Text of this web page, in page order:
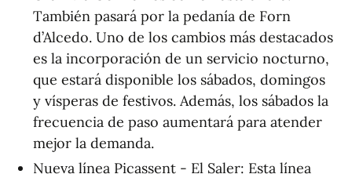
También pasará por la pedanía de Forn
d’Alcedo. Uno de los cambios más destacados
es la incorporación de un servicio nocturno,
que estará disponible los sábados, domingos
y vísperas de festivos. Además, los sábados la
frecuencia de paso aumentará para atender
mejor la demanda.
Nueva línea Picassent - El Saler: Esta línea